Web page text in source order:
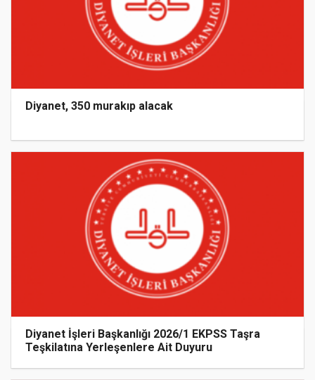
Diyanet, 350 murakıp alacak
Diyanet İşleri Başkanlığı 2026/1 EKPSS Taşra
Teşkilatına Yerleşenlere Ait Duyuru